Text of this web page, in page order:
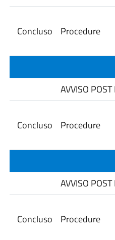
Concluso Procedure
AVVISO
Concluso Procedure
AVVISO
Concluso Procedure